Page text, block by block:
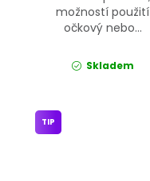
možností použití
očkový nebo...
Skladem
TIP